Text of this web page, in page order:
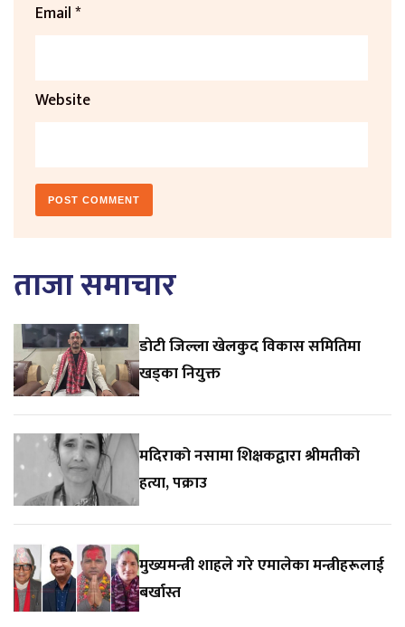
Email*
Website
ताजा समाचार
डाेटी जिल्ला खेलकुद विकास समितिमा
खड्का नियुक्त
मदिराको नसामा शिक्षकद्वारा श्रीमतीको
हत्या, पक्राउ
मुख्यमन्त्री शाहले गरे एमालेका मन्त्रीहरूलाई
बर्खास्त